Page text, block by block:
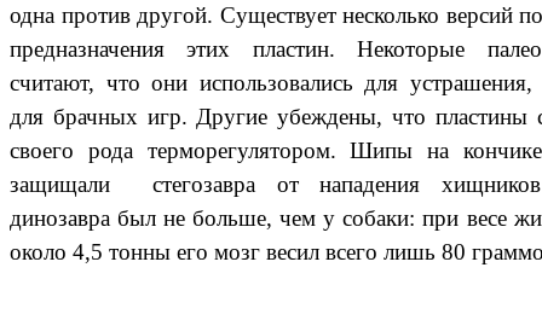
одна против другой. Существует несколько версий
предназначения этих пластин. Некоторые
считают, что они использовались для устрашения,
для брачных игр. Другие убеждены, что пластины
своего рода терморегулятором. Шипы на
защищали стегозавра от нападения
динозавра был не больше, чем у собаки: при весе
около 4,5 тонны его мозг весил всего лишь 80